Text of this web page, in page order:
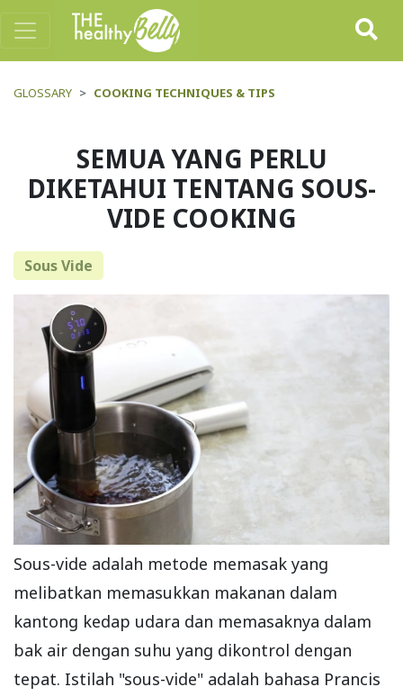
GLOSSARY COOKING TECHNIQUES & TIPS
SEMUA YANG PERLU
DIKETAHUI TENTANG SOUS-
VIDE COOKING
Sous Vide
Sous-vide adalah metode memasak yang
melibatkan memasukkan makanan dalam
kantong kedap udara dan memasaknya dalam
bak air dengan suhu yang dikontrol dengan
tepat. Istilah "sous-vide" adalah bahasa Prancis